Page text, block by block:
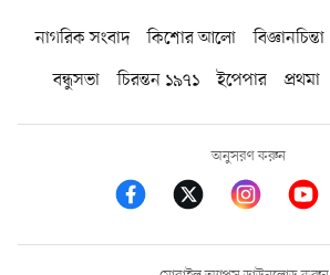
নাগরিক সংবাদ কিশোর আলো বিজ্ঞানচিন্তা
বন্ধুসভা
চিরন্তন ১৯৭১ ইপেপার প্রথমা
অনুসরণ করুন